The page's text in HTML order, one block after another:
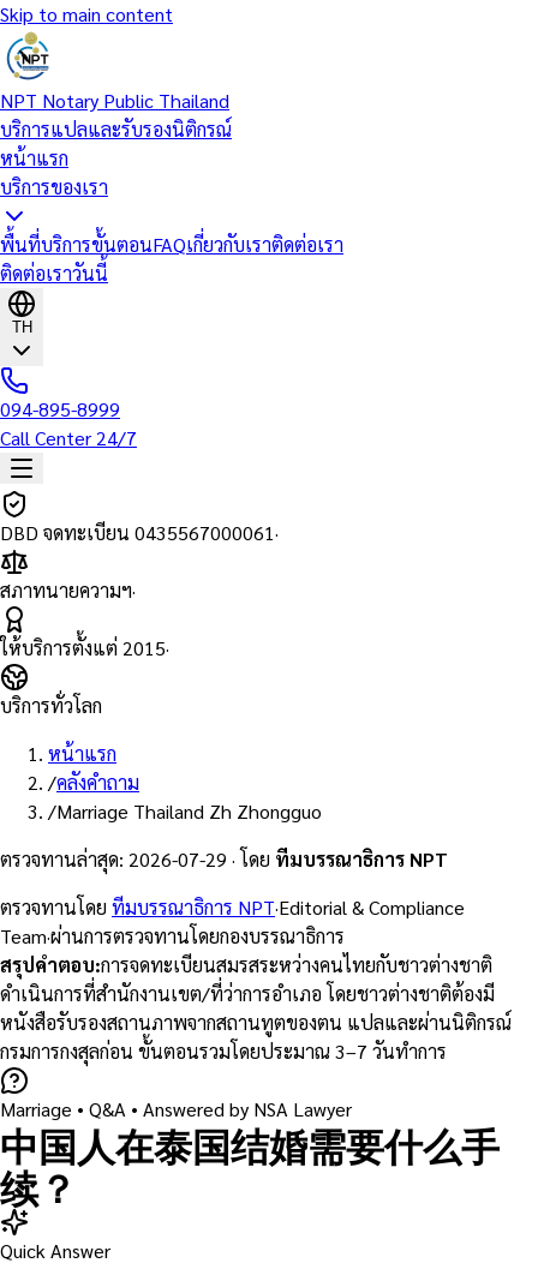
Skip to main content
NPT Notary Public Thailand
บริการแปลและรับรองนิติกรณ์
หน้าแรก
บริการของเรา
พื้นที่บริการขั้นตอนFAQเกี่ยวกับเราติดต่อเรา
ติดต่อเราวันนี้
TH
094-895-8999
Call Center 24/7
DBD จดทะเบียน 0435567000061·
สภาทนายความฯ·
ให้บริการตั้งแต่ 2015·
บริการทั่วโลก
หน้าแรก
/คลังคำถาม
/Marriage Thailand Zh Zhongguo
ตรวจทานล่าสุด: 2026-07-29 · โดย ทีมบรรณาธิการ NPT
ตรวจทานโดย ทีมบรรณาธิการ NPT·Editorial & Compliance
Team·ผ่านการตรวจทานโดยกองบรรณาธิการ
สรุปคำตอบ:การจดทะเบียนสมรสระหว่างคนไทยกับชาวต่างชาติ
ดำเนินการที่สำนักงานเขต/ที่ว่าการอำเภอ โดยชาวต่างชาติต้องมี
หนังสือรับรองสถานภาพจากสถานทูตของตน แปลและผ่านนิติกรณ์
กรมการกงสุลก่อน ขั้นตอนรวมโดยประมาณ 3–7 วันทำการ
Marriage • Q&A • Answered by NSA Lawyer
中国人在泰国结婚需要什么手
续？
Quick Answer